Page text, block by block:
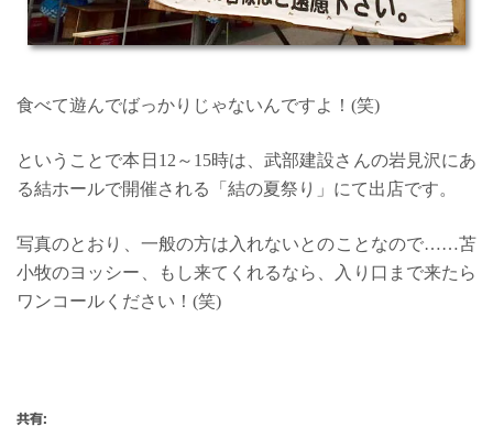
食べて遊んでばっかりじゃないんですよ！(笑)
ということで本日12～15時は、武部建設さんの岩見沢にあ
る結ホールで開催される「結の夏祭り」にて出店です。
写真のとおり、一般の方は入れないとのことなので……苫
小牧のヨッシー、もし来てくれるなら、入り口まで来たら
ワンコールください！(笑)
共有: